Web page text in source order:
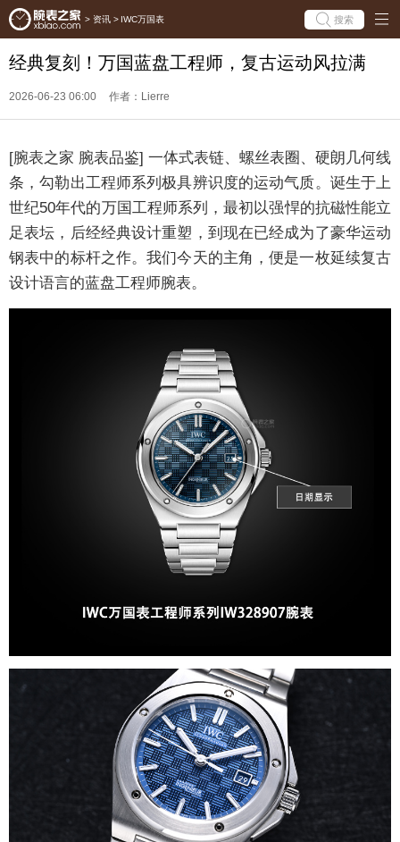
> 资讯 > IWC万国表 搜索
经典复刻！万国蓝盘工程师，复古运动风拉满
2026-06-23 06:00 作者：Lierre
[腕表之家 腕表品鉴] 一体式表链、螺丝表圈、硬朗几何线
条，勾勒出工程师系列极具辨识度的运动气质。诞生于上
世纪50年代的万国工程师系列，最初以强悍的抗磁性能立
足表坛，后经经典设计重塑，到现在已经成为了豪华运动
钢表中的标杆之作。我们今天的主角，便是一枚延续复古
设计语言的蓝盘工程师腕表。